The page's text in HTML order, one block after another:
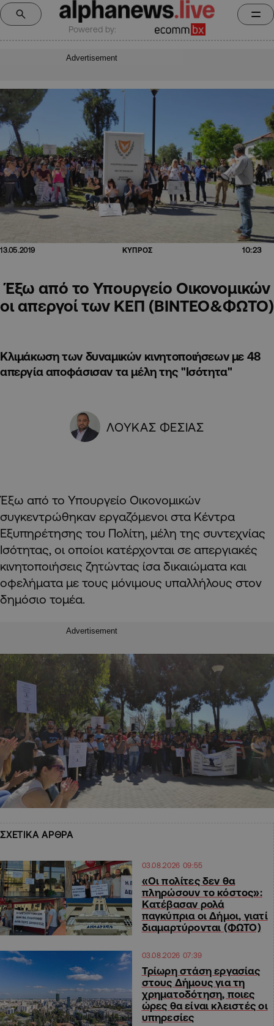
Powered by:
Advertisement
13.05.2019 ΚΥΠΡΟΣ 10:23
Έξω από το Υπουργείο Οικονομικών
οι απεργοί των ΚΕΠ (ΒΙΝΤΕΟ&ΦΩΤΟ)
Κλιμάκωση των δυναμικών κινητοποιήσεων με 48
απεργία αποφάσισαν τα μέλη της "Ισότητα"
ΛΟΥΚΑΣ ΦΕΣΙΑΣ
Έξω από το Υπουργείο Οικονομικών
συγκεντρώθηκαν εργαζόμενοι στα Κέντρα
Εξυπηρέτησης του Πολίτη, μέλη της συντεχνίας
Ισότητας, οι οποίοι κατέρχονται σε απεργιακές
κινητοποιήσεις ζητώντας ίσα δικαιώματα και
οφελήματα με τους μόνιμους υπαλλήλους στον
δημόσιο τομέα.
Advertisement
ΣΧΕΤΙΚΑ ΑΡΘΡΑ
03.08.2026 09:55
«Οι πολίτες δεν θα
πληρώσουν το κόστος»:
Κατέβασαν ρολά
παγκύπρια οι Δήμοι, γιατί
διαμαρτύρονται (ΦΩΤΟ)
03.08.2026 07:39
Τρίωρη στάση εργασίας
στους Δήμους για τη
χρηματοδότηση, ποιες
ώρες θα είναι κλειστές οι
υπηρεσίες